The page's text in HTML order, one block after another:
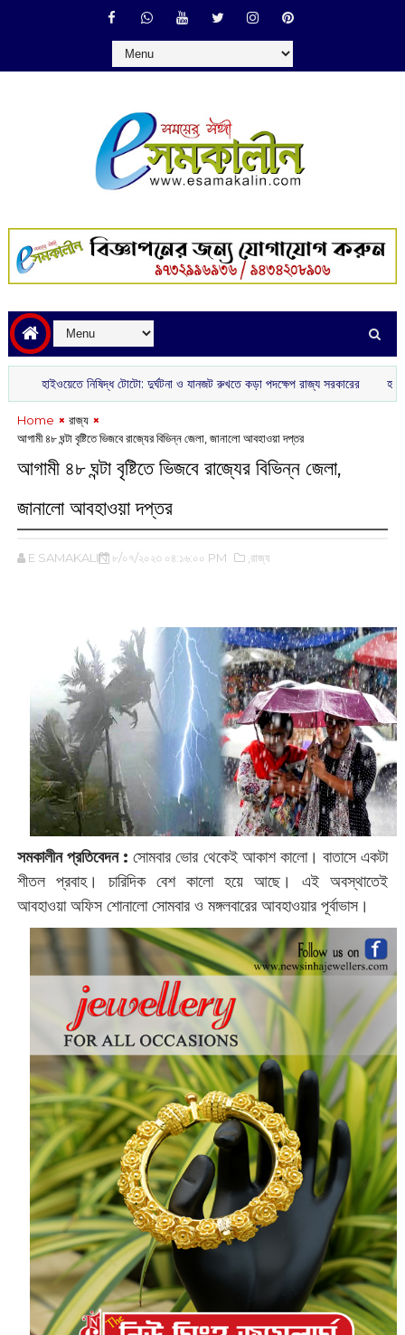
নিষিদ্ধ টোটো: দুর্ঘটনা ও যানজট রুখতে কড়া পদক্ষেপ রাজ্য সরকারের হালিশহরে
Home
রাজ্য
আগামী ৪৮ ঘন্টা বৃষ্টিতে ভিজবে রাজ্যের বিভিন্ন জেলা, জানালো আবহাওয়া দপ্তর
আগামী ৪৮ ঘন্টা বৃষ্টিতে ভিজবে রাজ্যের বিভিন্ন জেলা,
জানালো আবহাওয়া দপ্তর
E SAMAKALIN ৮/০৭/২০২৩ ০৪:১৬:০০ PM ,রাজ্য
সমকালীন প্রতিবেদন : সোমবার ভোর থেকেই আকাশ কালো। বাতাসে একটা
শীতল প্রবাহ। চারিদিক বেশ কালো হয়ে আছে। এই অবস্থাতেই
আবহাওয়া অফিস শোনালো সোমবার ও মঙ্গলবারের আবহাওয়ার পূর্বাভাস।